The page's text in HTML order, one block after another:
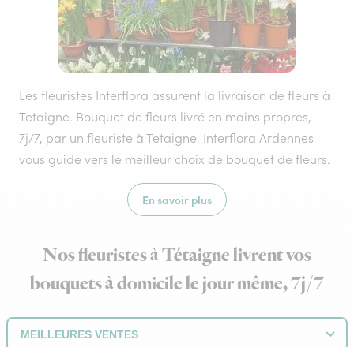
Les fleuristes Interflora assurent la livraison de fleurs à
Tetaigne. Bouquet de fleurs livré en mains propres,
7j/7, par un fleuriste à Tetaigne. Interflora Ardennes
vous guide vers le meilleur choix de bouquet de fleurs.
En savoir plus
Nos fleuristes à Tétaigne livrent vos
bouquets à domicile le jour même, 7j/7